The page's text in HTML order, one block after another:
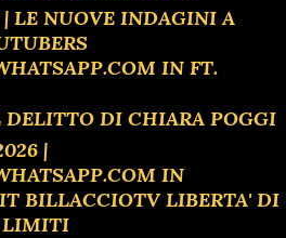
LE NUOVE INDAGINI A
IN FT.
DELITTO DI CHIARA POGGI
|
IN
BILLACCIOTV LIBERTA' DI
LIMITI